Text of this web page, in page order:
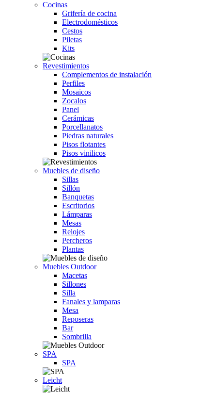
Cocinas
Grifería de cocina
Electrodomésticos
Cestos
Piletas
Kits
Revestimientos
Complementos de instalación
Perfiles
Mosaicos
Zocalos
Panel
Cerámicas
Porcellanatos
Piedras naturales
Pisos flotantes
Pisos vinilicos
Muebles de diseño
Sillas
Sillón
Banquetas
Escritorios
Lámparas
Mesas
Relojes
Percheros
Plantas
Muebles Outdoor
Macetas
Sillones
Silla
Fanales y lamparas
Mesa
Reposeras
Bar
Sombrilla
SPA
SPA
Leicht